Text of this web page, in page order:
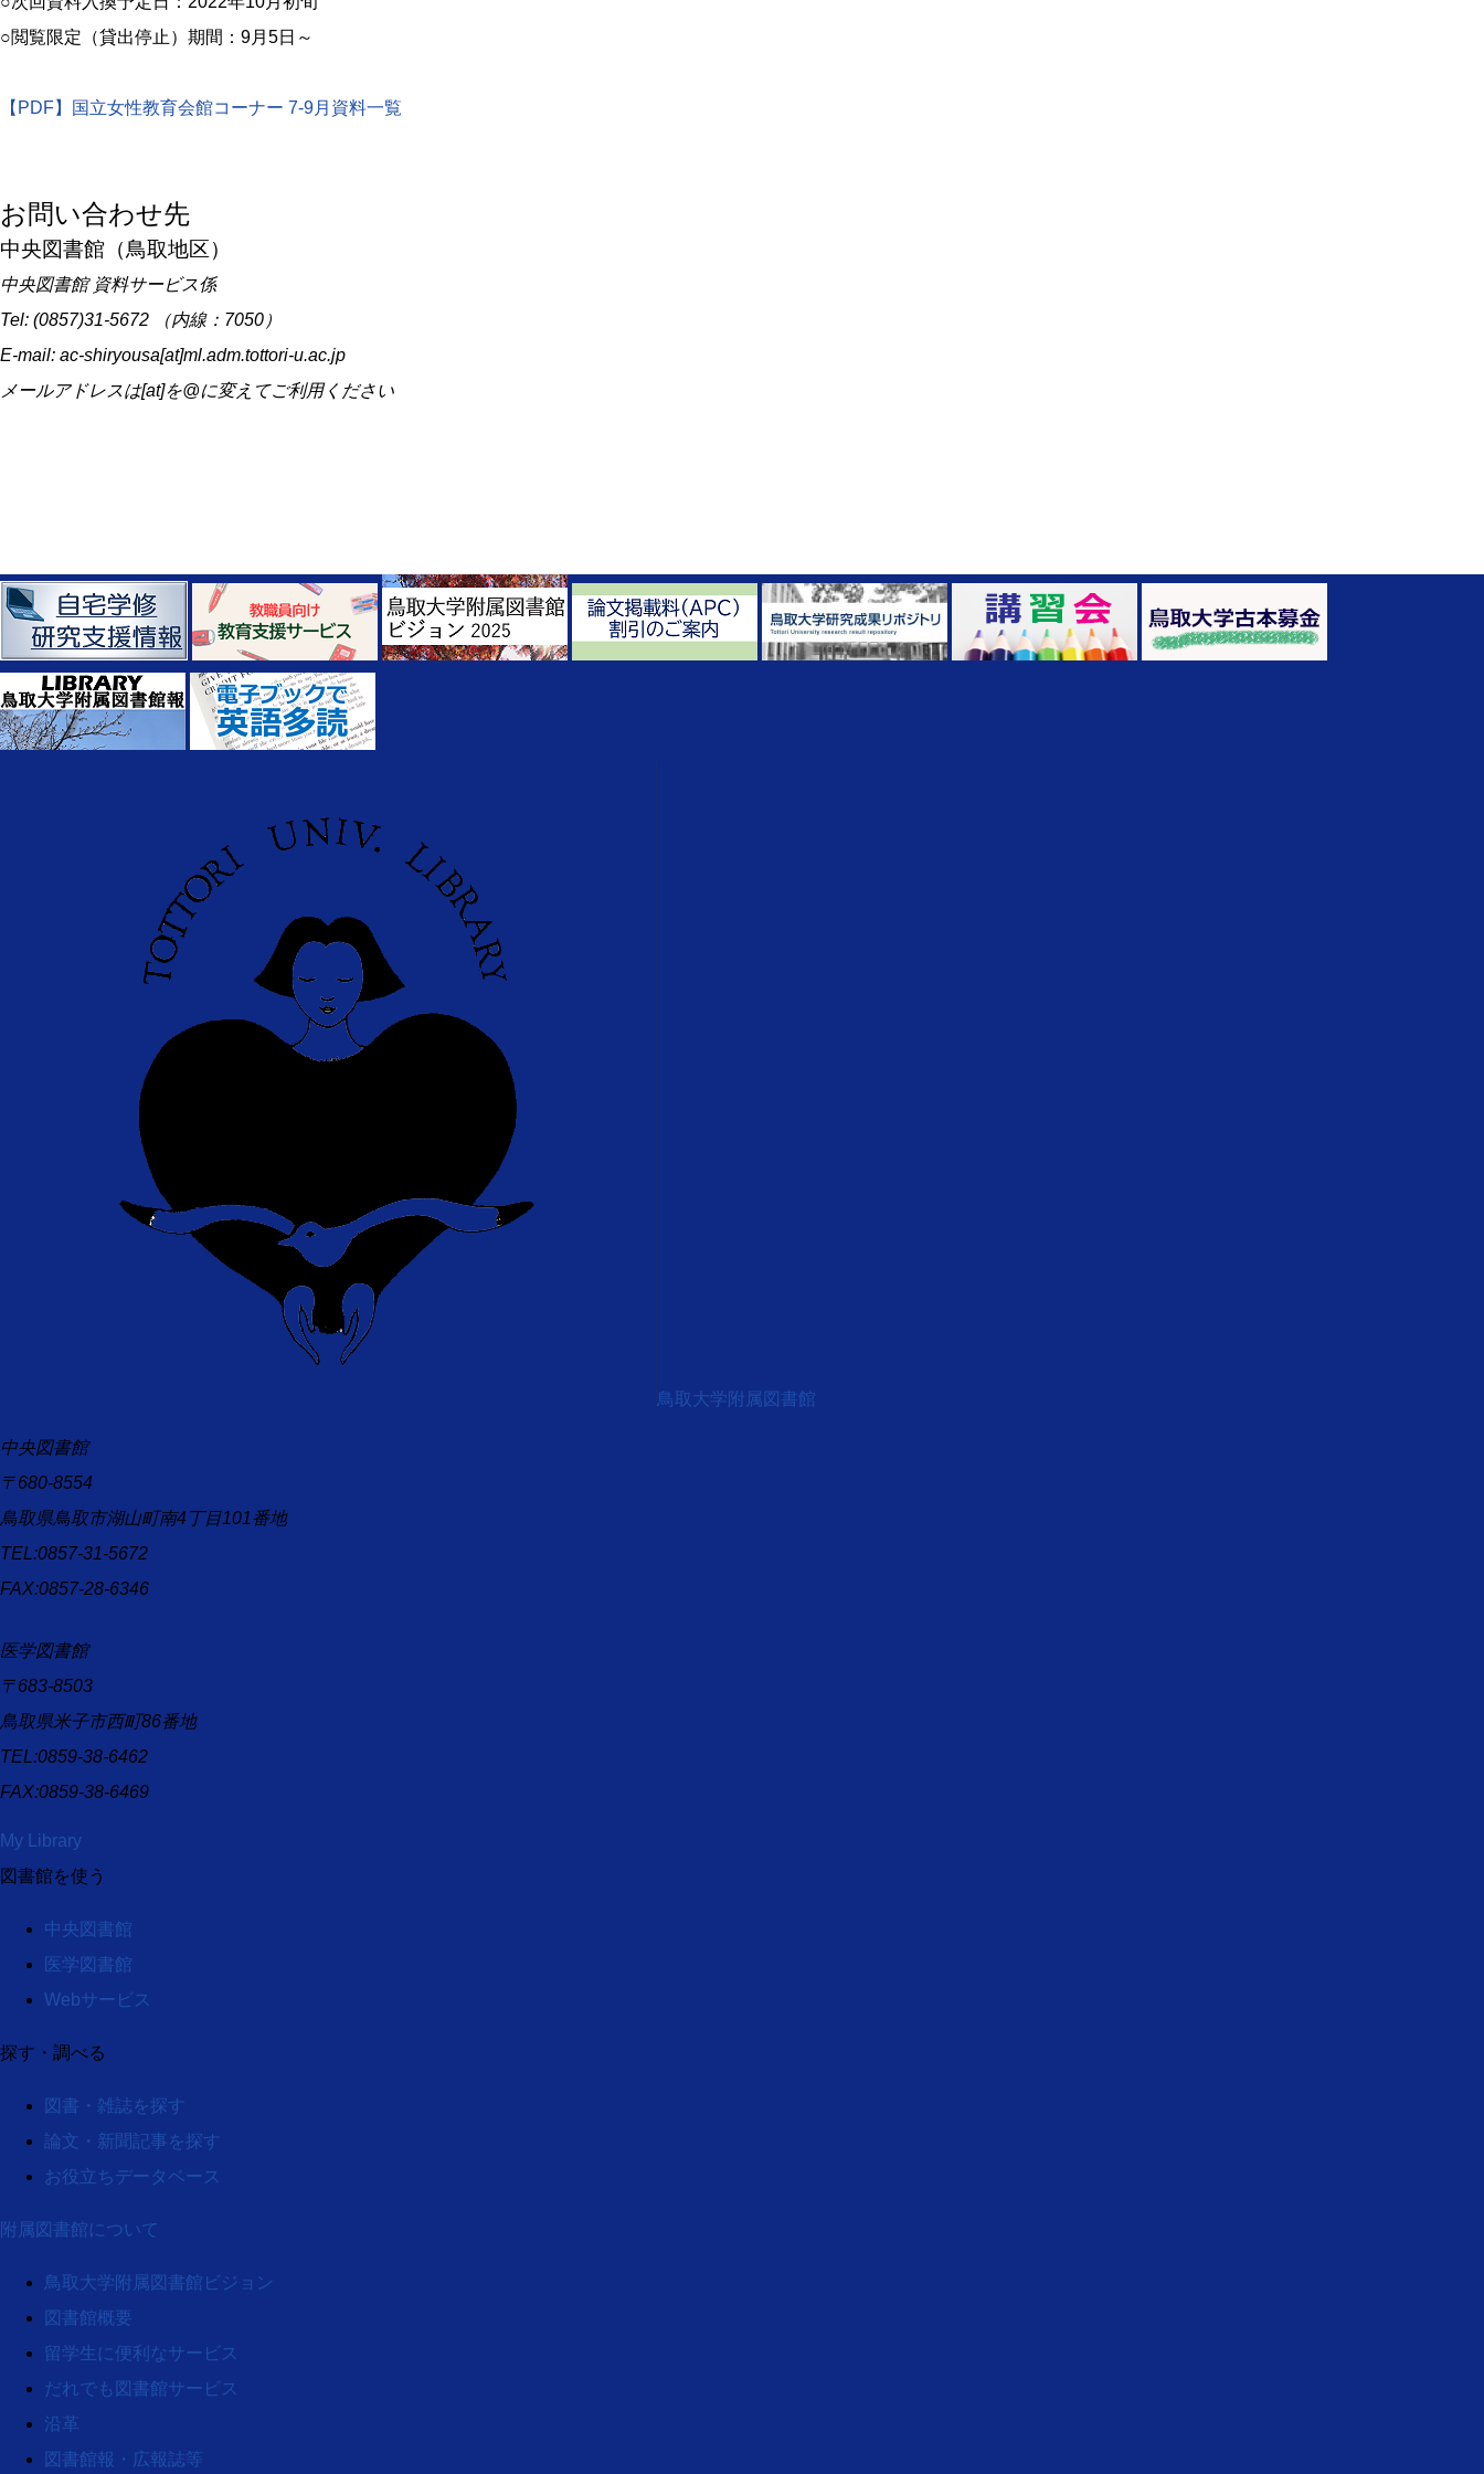
○閲覧限定（貸出停止）期間：9月5日～
【PDF】国立女性教育会館コーナー 7-9月資料一覧
お問い合わせ先
中央図書館（鳥取地区）
中央図書館 資料サービス係
Tel: (0857)31-5672 （内線：7050）
E-mail: ac-shiryousa[at]ml.adm.tottori-u.ac.jp
メールアドレスは[at]を@に変えてご利用ください
鳥取大学附属図書館
中央図書館
〒680-8554
鳥取県鳥取市湖山町南4丁目101番地
TEL:0857-31-5672
FAX:0857-28-6346
医学図書館
〒683-8503
鳥取県米子市西町86番地
TEL:0859-38-6462
FAX:0859-38-6469
My Library
図書館を使う
中央図書館
医学図書館
Webサービス
探す・調べる
図書・雑誌を探す
論文・新聞記事を探す
お役立ちデータベース
附属図書館について
鳥取大学附属図書館ビジョン
図書館概要
留学生に便利なサービス
だれでも図書館サービス
沿革
図書館報・広報誌等